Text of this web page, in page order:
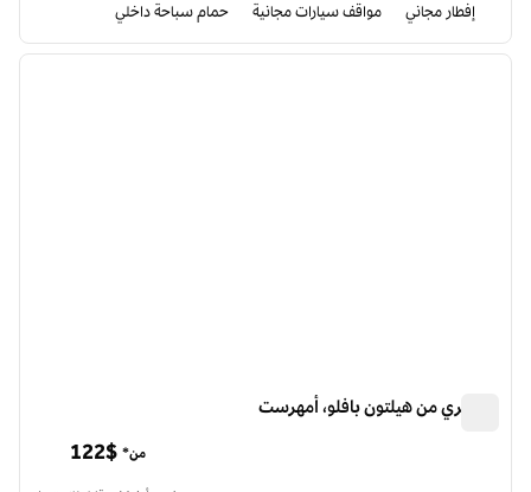
إفطار مجاني مواقف سيارات مجانية حمام سباحة داخلي
1 من 12
الصورة
دبل تري من هيلتون بافلو، أمهرست
من* 122$